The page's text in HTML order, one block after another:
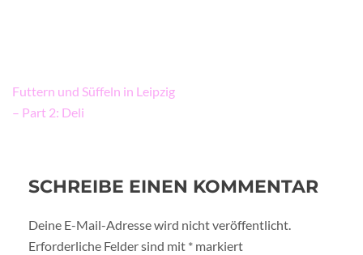
Beitragsnavigation
Futtern und Süffeln in Leipzig
– Part 2: Deli
SCHREIBE EINEN KOMMENTAR
Deine E-Mail-Adresse wird nicht veröffentlicht.
Erforderliche Felder sind mit * markiert